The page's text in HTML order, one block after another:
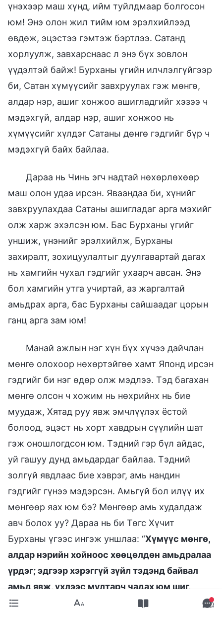
үнэхээр маш хүнд, ийм туйлдмаар болгосон
юм! Энэ олон жил тийм юм эрэлхийлээд
өвдөж, эцэстээ гэмтэж бэртлээ. Сатанд
хорлуулж, завхарснаас л энэ бүх зовлон
үүдэлтэй байж! Бурханы үгийн илчлэлгүйгээр
би, Сатан хүмүүсийг завхруулах гэж мөнгө,
алдар нэр, ашиг хонжоо ашигладгийг хэзээ ч
мэдэхгүй, алдар нэр, ашиг хонжоо нь
хүмүүсийг хүлдэг Сатаны дөнгө гэдгийг бүр ч
мэдэхгүй байх байлаа.
Дараа нь Чинь эгч надтай нөхөрлөхөөр
маш олон удаа ирсэн. Яваандаа би, хүнийг
завхруулахдаа Сатаны ашигладаг арга мэхийг
олж харж эхэлсэн юм. Бас Бурханы үгийг
уншиж, үнэнийг эрэлхийлж, Бурханы
захиралт, зохицуулалтыг дуулгавартай дагах
нь хамгийн чухал гэдгийг ухаарч авсан. Энэ
бол хамгийн утга учиртай, аз жаргалтай
амьдрах арга, бас Бурханы сайшаадаг цорын
ганц арга зам юм!
Манай ажлын нэг хүн бүх хүчээ дайчлан
мөнгө олохоор нөхөртэйгөө хамт Японд ирсэн
гэдгийг би нэг өдөр олж мэдлээ. Тэд багахан
мөнгө олсон ч хожим нь нөхрийнх нь бие
муудаж, Хятад руу явж эмчлүүлэх ёстой
болоод, эцэст нь хорт хавдрын сүүлийн шат
гэж оношлогдсон юм. Тэдний гэр бүл айдас,
уй гашуу дунд амьдардаг байлаа. Тэдний
золгүй явдлаас бие хэврэг, амь нандин
гэдгийг гүнээ мэдэрсэн. Амьгүй бол илүү их
мөнгөөр яах юм бэ? Мөнгөөр амь худалдаж
авч болох уу? Дараа нь би Төгс Хүчит
Бурханы үгээс ингэж уншлаа: “Хүмүүс мөнгө,
алдар нэрийн хойноос хөөцөлдөн амьдралаа
үрдэг; эдгээр хэрэггүй зүйл тэдэнд байвал
амьд явж, үхлээс мултарч чадах юм шиг,
цорын ганц найдвар нь хэмээн бодож